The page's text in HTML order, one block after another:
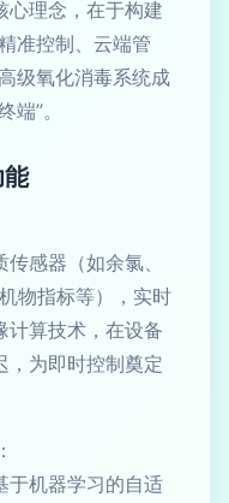
心理念，在于构建
准控制、云端管
级氧化消毒系统成
”。
感器（如余氯、
物指标等），实时
计算技术，在设备
，为即时控制奠定
：
于机器学习的自适